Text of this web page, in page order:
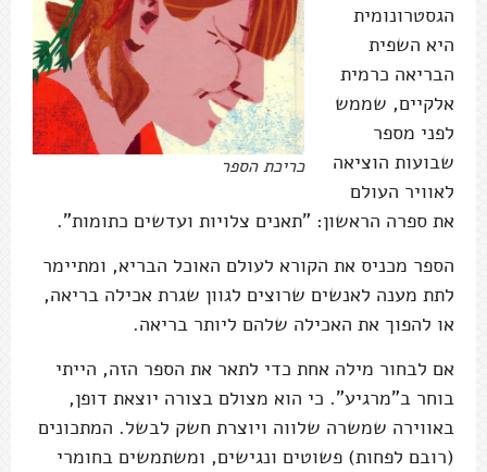
כריכת הספר
הגסטרונומית
היא השפית
הבריאה כרמית
אלקיים, שממש
לפני מספר
שבועות הוציאה
לאוויר העולם
את ספרה הראשון: "תאנים צלויות ועדשים כתומות".
הספר מכניס את הקורא לעולם האוכל הבריא, ומתיימר
לתת מענה לאנשים שרוצים לגוון שגרת אכילה בריאה,
או להפוך את האכילה שלהם ליותר בריאה.
אם לבחור מילה אחת כדי לתאר את הספר הזה, הייתי
בוחר ב"מרגיע". כי הוא מצולם בצורה יוצאת דופן,
באווירה שמשרה שלווה ויוצרת חשק לבשל. המתכונים
(רובם לפחות) פשוטים ונגישים, ומשתמשים בחומרי